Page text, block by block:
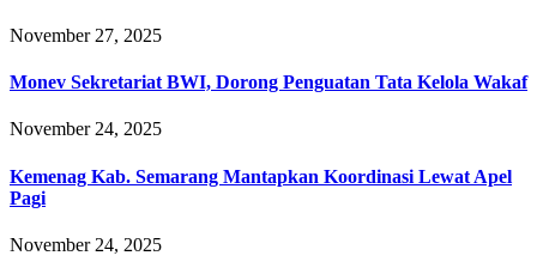
November 27, 2025
Monev Sekretariat BWI, Dorong Penguatan Tata Kelola Wakaf
November 24, 2025
Kemenag Kab. Semarang Mantapkan Koordinasi Lewat Apel
Pagi
November 24, 2025